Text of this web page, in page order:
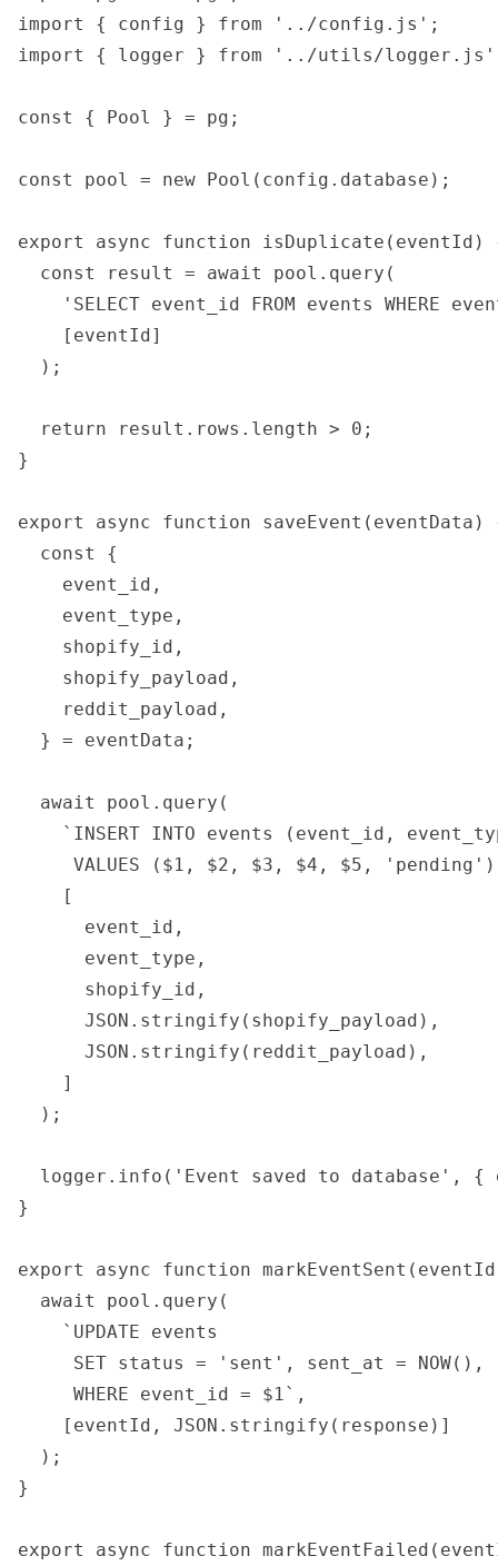
import { config } from '../config.js';
import { logger } from '../utils/
const { Pool } = pg;
const pool = new Pool(config.database);
export async function isDuplicate(eventId)
  const result = await pool.query(
'SELECT event_id FROM events WHERE
    [eventId]
  );
  return result.rows.length > 0;
}
export async function saveEvent(eventData)
  const {
    event_id,
    event_type,
    shopify_id,
    shopify_payload,
    reddit_payload,
  } = eventData;
  await pool.query(
`INSERT INTO events (event_id,
VALUES ($1, $2, $3, $4, $5,
    [
      event_id,
      event_type,
      shopify_id,
      JSON.stringify(shopify_payload),
      JSON.stringify(reddit_payload),
    ]
  );
logger.info('Event saved to database', {
}
export async function
  await pool.query(
    `UPDATE events
SET status = 'sent', sent_at = NOW(),
     WHERE event_id = $1`,
    [eventId, JSON.stringify(response)]
  );
}
export async function